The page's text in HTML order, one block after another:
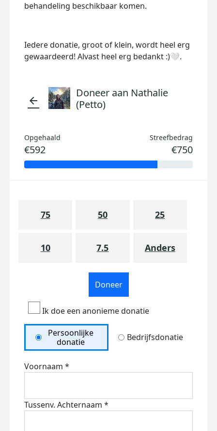
behandeling beschikbaar komen.
Iedere donatie, groot of klein, wordt heel erg
gewaardeerd! Alvast heel erg bedankt :)🤍.
arrow_back
Doneer aan Nathalie
(Petto)
Opgehaald
€592
Streefbedrag
€750
75 50 25
10 7.5 Anders
Doneer
Ik doe een anonieme donatie
Persoonlijke
donatie
Bedrijfsdonatie
Voornaam *
Tussenv. Achternaam *